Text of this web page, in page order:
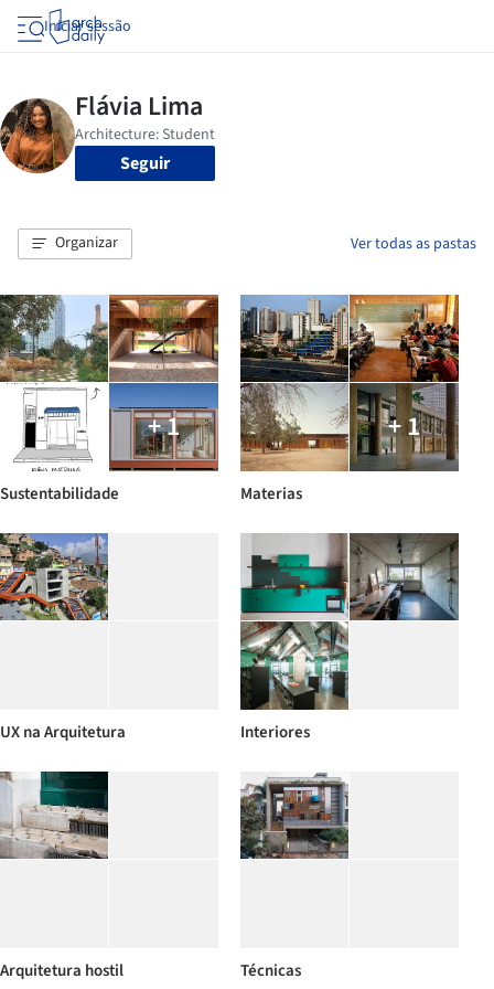
Iniciar sessão
Seguir
Organizar Ver todas as pastas
+ 1
Sustentabilidade
+ 1
Materias
UX na Arquitetura Interiores
Arquitetura hostil Técnicas